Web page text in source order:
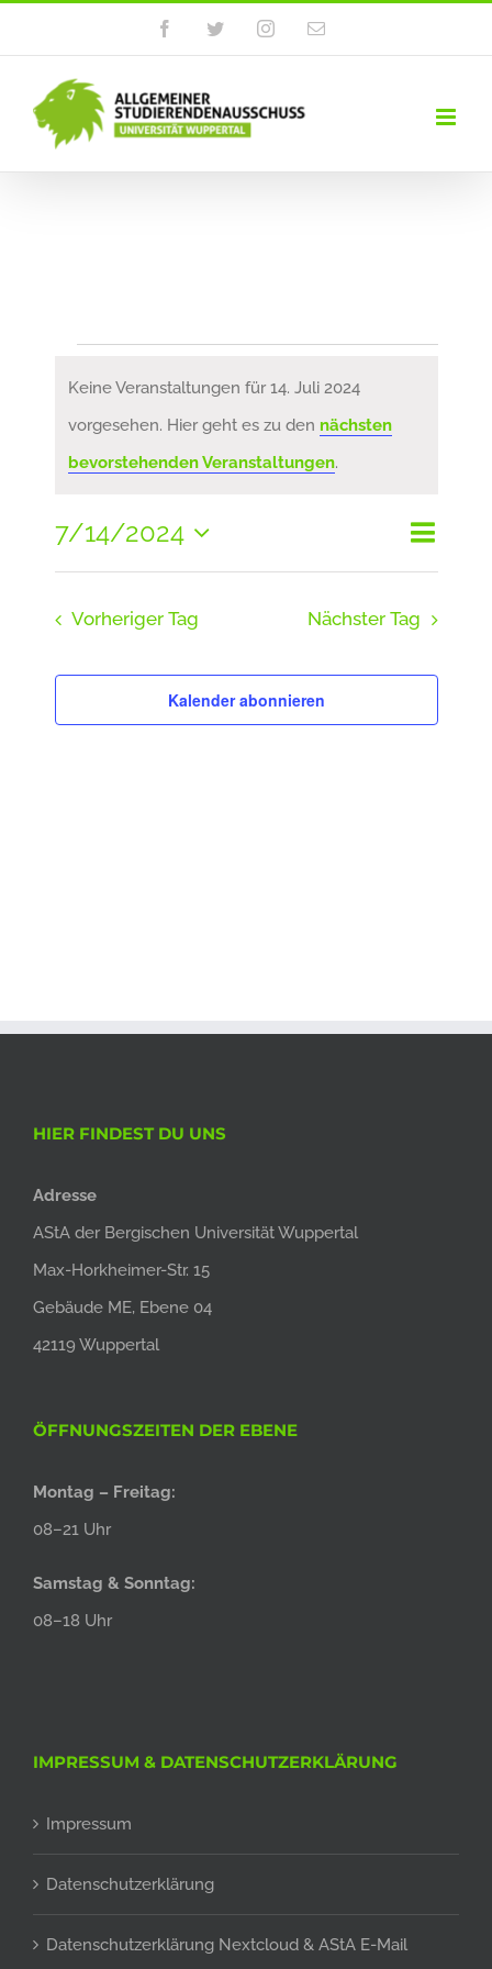
Inhalt
springen
FacebookTwitterInstagram
E-
für
14.
Juli
Keine Veranstaltungen für 14. Juli 2024
vorgesehen. Hier geht es zu den nächsten
bevorstehenden Veranstaltungen.
Suche
und
Suche
Tag
7/14/2024
Datum
wählen.
Vorheriger Tag Nächster Tag
Kalender abonnieren
HIER FINDEST DU UNS
Adresse
AStA der Bergischen Universität Wuppertal
Max-Horkheimer-Str. 15
Gebäude ME, Ebene 04
42119 Wuppertal
ÖFFNUNGSZEITEN DER EBENE
Montag – Freitag:
08–21 Uhr
Samstag & Sonntag:
08–18 Uhr
IMPRESSUM & DATENSCHUTZERKLÄRUNG
Impressum
Datenschutzerklärung
Datenschutzerklärung Nextcloud & AStA E-Mail